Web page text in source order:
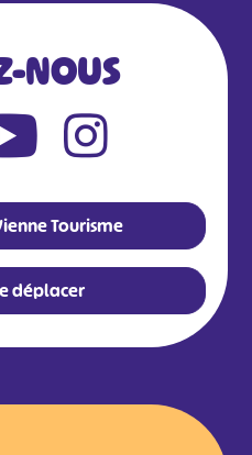
NOUS
Tourisme
déplacer